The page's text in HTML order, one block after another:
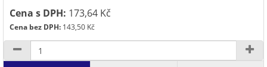
Cena s DPH: 173,64 Kč
Cena bez DPH: 143,50 Kč